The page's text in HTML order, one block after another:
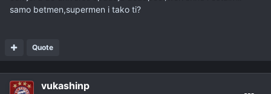
samo betmen,supermen i tako ti?
Quote
vukashinp